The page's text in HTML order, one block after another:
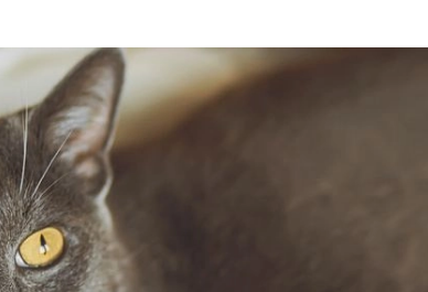
I OWOCE ROŚLINY OGRODOWE
OGRODU NATURALNIE
EKO ŻYCIE
ZRÓB TO SAM